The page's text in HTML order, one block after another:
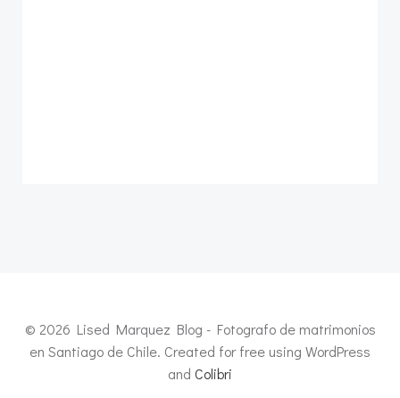
© 2026 Lised Marquez Blog - Fotografo de matrimonios
en Santiago de Chile. Created for free using WordPress
and Colibri